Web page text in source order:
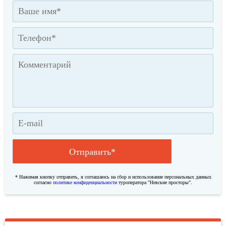
Произвести оплату можно по счету, картой,
наличными или любым другим удобным для Вас
способом.
Невские просторы на карте Санкт‑Петербурга — Яндекс.Карты
Отправить*
* Нажимая кнопку отправить, я соглашаюсь на сбор и использование персональных данных
согласно политике конфиденциальности туроператора "Невские просторы".